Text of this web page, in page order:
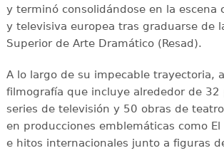
y terminó consolidándose en la escena
y televisiva europea tras graduarse de
Superior de Arte Dramático (Resad).
A lo largo de su impecable trayectoria,
filmografía que incluye alrededor de 32
series de televisión y 50 obras de
en producciones emblemáticas como
e hitos internacionales junto a figuras